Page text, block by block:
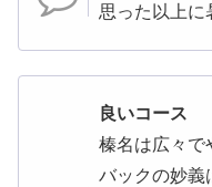
思った以上に
良いコース
榛名は広々で
バックの妙義